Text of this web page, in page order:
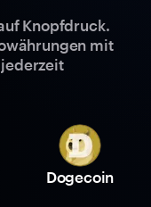
Knopfdruck.
mit
Dogecoin